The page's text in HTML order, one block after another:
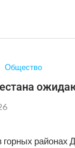
Общество
районах